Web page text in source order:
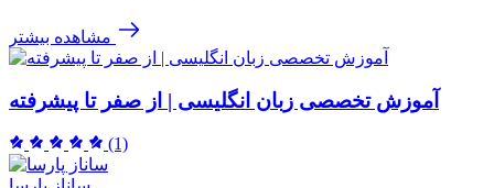
مشاهده بیشتر
آموزش تخصصی زبان انگلیسی | از صفر تا پیشرفته
(1)